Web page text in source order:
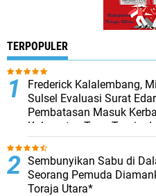
TERPOPULER
Frederick Kalalembang,
Sulsel Evaluasi Surat
Pembatasan Masuk
Kabupaten Tana Toraja
Sembunyikan Sabu di
Seorang Pemuda
Toraja Utara*